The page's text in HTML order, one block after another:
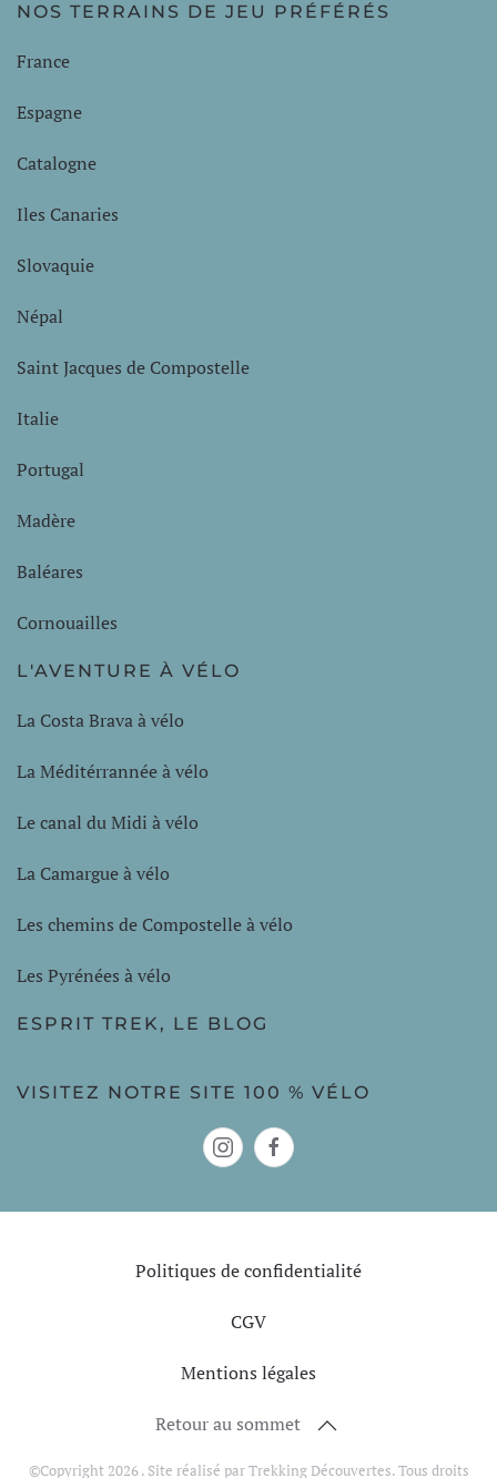
NOS TERRAINS DE JEU PRÉFÉRÉS
France
Espagne
Catalogne
Iles Canaries
Slovaquie
Népal
Saint Jacques de Compostelle
Italie
Portugal
Madère
Baléares
Cornouailles
L'AVENTURE À VÉLO
La Costa Brava à vélo
La Méditérrannée à vélo
Le canal du Midi à vélo
La Camargue à vélo
Les chemins de Compostelle à vélo
Les Pyrénées à vélo
ESPRIT TREK, LE BLOG
VISITEZ NOTRE SITE 100 % VÉLO
Politiques de confidentialité
CGV
Mentions légales
Retour au sommet
©Copyright 2026. Site réalisé par Trekking Découvertes. Tous droits